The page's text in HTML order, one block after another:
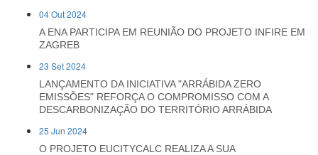
04 Out 2024
A ENA PARTICIPA EM REUNIÃO DO PROJETO INFIRE EM
ZAGREB
23 Set 2024
LANÇAMENTO DA INICIATIVA "ARRÁBIDA ZERO
EMISSÕES" REFORÇA O COMPROMISSO COM A
DESCARBONIZAÇÃO DO TERRITÓRIO ARRÁBIDA
25 Jun 2024
O PROJETO EUCITYCALC REALIZA A SUA